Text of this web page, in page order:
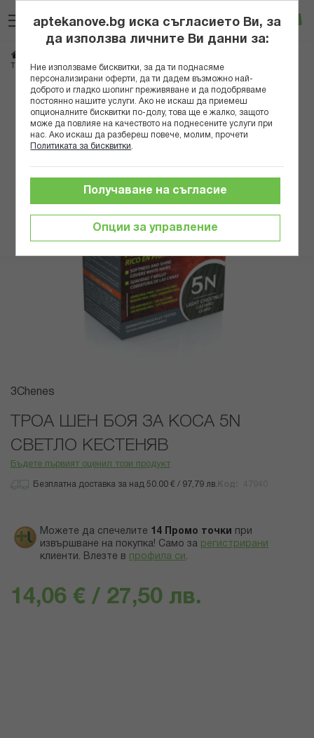
към
съдържанието
Вход
ТРОА ШЕН БОЯ ЗА КОСА 5N СВЕТЛО КЕСТЕНЯВ
Преминете
края
Преминете
началото
галерия
със
3Chenes
ТРОА ШЕН БОЯ ЗА КОСА 5N
СВЕТЛО КЕСТЕНЯВ
Бъдете първият оценил този продукт
Безплатна доставка за над 50.00 € / 97,79 лв.
Можете да спечелите 14 Промо точки
при
извършване на покупка! Само за регистрирани
клиенти. Влезте в профила си .
14,06 € / 27,50 лв.
aptekanove.bg иска съгласието Ви, за
да използва личните Ви данни за:
Ние използваме бисквитки, за да ти поднасяме
персонализирани оферти, да ти дадем възможно най-
доброто и гладко шопинг преживяване и да подобряваме
постоянно нашите услуги. Ако не искаш да приемеш
опционалните бисквитки по-долу, това ще е жалко, защото
може да повлияе на качеството на поднесените услуги при
нас. Ако искаш да разбереш повече, молим, прочети
Политиката за бисквитки
Опции за управление
Получаване на съгласие